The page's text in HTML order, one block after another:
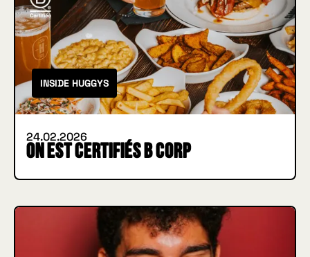
INSIDE HUGGYS
24.02.2026
On est certifiés B Corp